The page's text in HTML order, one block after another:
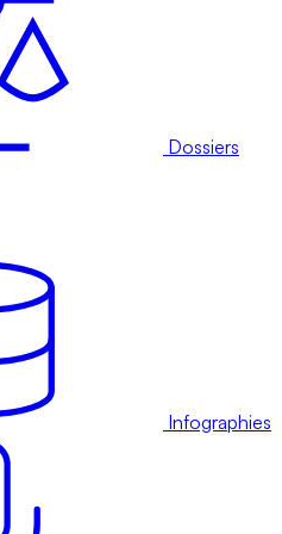
Dossiers
Infographies